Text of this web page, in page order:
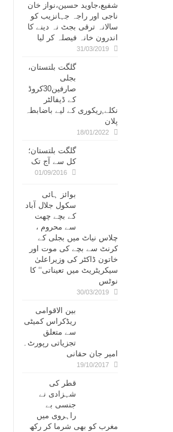
شفیع،جاوید حسین،نواز خان
ناجی اور راجہ جہانزیب کو
سالانہ ترقی بجٹ نہ دینے کا
اندرون خانہ فیصلہ کر لیا
31/03/2019
گلگت بلتستان،
بجلی
صارفین30کروڈ
کے ڈیفالٹر
نکلے,ریکوری کے لیے باضابطہ
پلان
18/01/2022
گلگت بلتستان؛
کل سے آج تک
01/09/2016
بوائز ہائی
سکول جلال آباد
کے بچے چھت
سے محروم ،
چلاس نیاٹ میں بجلی کے
کرنٹ سے بچے کی موت اور
خاتون ڈاکٹر کی وزیراعلیٰ
سیکریٹریٹ میں تعیناتی‘‘ کا
نوٹس
30/03/2019
بین الاقوامی
ریڈکراس کمیٹی
سے متعلق
تجزیاتی رپورٹ۔
امیر جان حقانی
19/10/2017
قطر کی
شہزادی نے
جنسی بے
راہروی میں
مغرب کو بھی شرما کر رکھ